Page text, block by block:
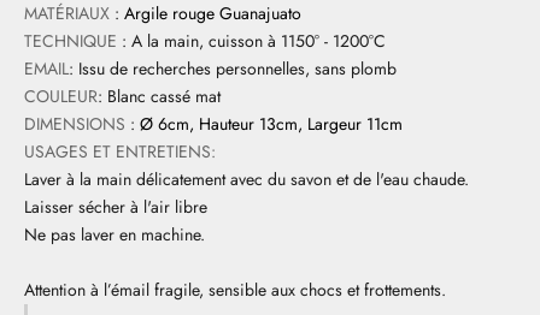
MATÉRIAUX : Argile rouge Guanajuato
TECHNIQUE : A la main, cuisson à 1150° - 1200°C
EMAIL: Issu de recherches personnelles, sans plomb
COULEUR: Blanc cassé mat
DIMENSIONS : Ø 6cm, Hauteur 13cm, Largeur 11cm
USAGES ET ENTRETIENS:
Laver à la main délicatement avec du savon et de l'eau chaude.
Laisser sécher à l'air libre
Ne pas laver en machine.
Attention à l’émail fragile, sensible aux chocs et frottements.